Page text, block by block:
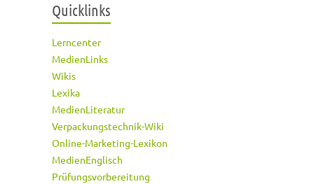
Quicklinks
Lerncenter
MedienLinks
Wikis
Lexika
MedienLiteratur
Verpackungstechnik-Wiki
Online-Marketing-Lexikon
MedienEnglisch
Prüfungsvorbereitung